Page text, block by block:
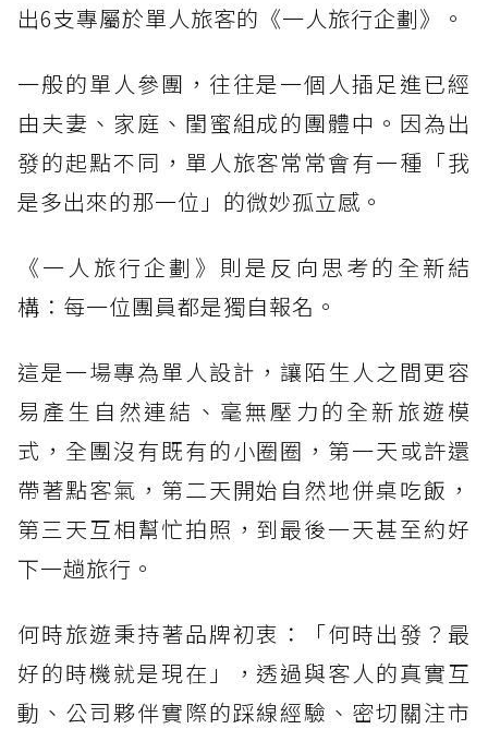
出6支專屬於單人旅客的《一人旅行企劃》。
一般的單人參團，往往是一個人插足進已經
由夫妻、家庭、閨蜜組成的團體中。因為出
發的起點不同，單人旅客常常會有一種「我
是多出來的那一位」的微妙孤立感。
《一人旅行企劃》則是反向思考的全新結
構：每一位團員都是獨自報名。
這是一場專為單人設計，讓陌生人之間更容
易產生自然連結、毫無壓力的全新旅遊模
式，全團沒有既有的小圈圈，第一天或許還
帶著點客氣，第二天開始自然地併桌吃飯，
第三天互相幫忙拍照，到最後一天甚至約好
下一趟旅行。
何時旅遊秉持著品牌初衷：「何時出發？最
好的時機就是現在」，透過與客人的真實互
動、公司夥伴實際的踩線經驗、密切關注市